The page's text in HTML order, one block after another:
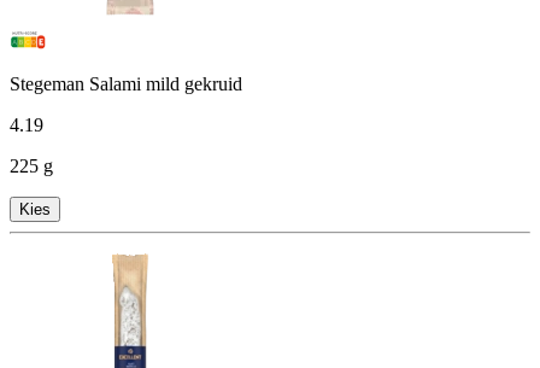
Stegeman Salami mild gekruid
4.19
225 g
Kies